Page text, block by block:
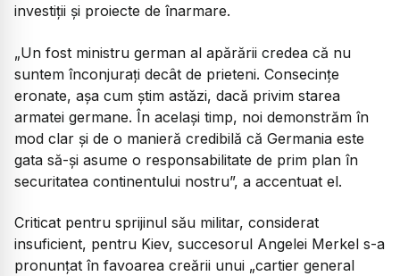
investiţii şi proiecte de înarmare.
„Un fost ministru german al apărării credea că nu
suntem înconjuraţi decât de prieteni. Consecinţe
eronate, aşa cum ştim astăzi, dacă privim starea
armatei germane. În acelaşi timp, noi demonstrăm în
mod clar şi de o manieră credibilă că Germania este
gata să-şi asume o responsabilitate de prim plan în
securitatea continentului nostru”, a accentuat el.
Criticat pentru sprijinul său militar, considerat
insuficient, pentru Kiev, succesorul Angelei Merkel s-a
pronunţat în favoarea creării unui „cartier general